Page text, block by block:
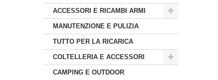
ACCESSORI E RICAMBI ARMI
MANUTENZIONE E PULIZIA
TUTTO PER LA RICARICA
COLTELLERIA E ACCESSORI
CAMPING E OUTDOOR